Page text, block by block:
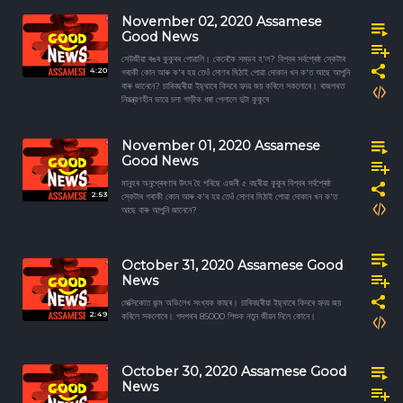
4:20
November 02, 2020 Assamese
Good News
সেউজীয়া ৰঙৰ কুকুৰৰ পোৱালি। কেনেকৈ সম্ভব হ'ল? বিশ্বৰ সৰ্বশ্ৰেষ্ঠ স্কেটাৰ
গৰাকী কোন আৰু ক'ৰ হয় তেওঁ সোণৰ মিঠাই পোৱা দোকান খন ক'ত আছে আপুনি
বাৰু জানেনে? চাৰিবছৰীয়া ইছ্থাৰে কিদৰে হৃদয় জয় কৰিলে সকলোৰে। ৰাজপথত
নিয়ন্ত্রণহীন ভাৱে চলা গাড়ীক ধৰা পেলালে দুটা কুকুৰে
2:53
November 01, 2020 Assamese
Good News
মানুহৰ অনুপ্ৰেৰণাৰ উৎস হৈ পৰিছে এজনী ৫ বছৰীয়া কুকুৰ বিশ্বৰ সৰ্বশ্ৰেষ্ঠ
স্কেটাৰ গৰাকী কোন আৰু ক'ৰ হয় তেওঁ সোণৰ মিঠাই পোৱা দোকান খন ক'ত
আছে বাৰু আপুনি জানেনে?
2:49
October 31, 2020 Assamese Good
News
মেক্সিকোত জন্ম অভিলেখ সংখ্যক কাছৰ। চাৰিবছৰীয়া ইছ্থাৰে কিদৰে হৃদয় জয়
কৰিলে সকলোৰে। পদপথৰ 85000 শিশুক নতুন জীৱন দিলে কোনে।
October 30, 2020 Assamese Good
News